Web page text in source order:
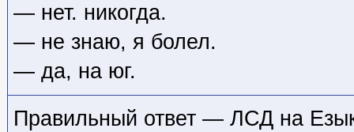
— нет. никогда.
— не знаю, я болел.
— да, на юг.
Правильный ответ — ЛСД на